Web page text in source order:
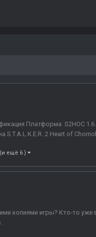
Платформа: S2HOC
2 Heart of
(и ещё 6 )
копиями игры? Кто-то